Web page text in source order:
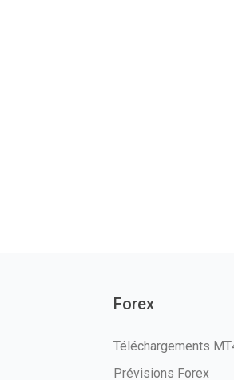
Forex
Téléchargements
Prévisions Forex